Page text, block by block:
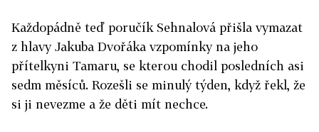
Každopádně teď poručík Sehnalová přišla vymazat
z hlavy Jakuba Dvořáka vzpomínky na jeho
přítelkyni Tamaru, se kterou chodil posledních asi
sedm měsíců. Rozešli se minulý týden, když řekl, že
si ji nevezme a že děti mít nechce.